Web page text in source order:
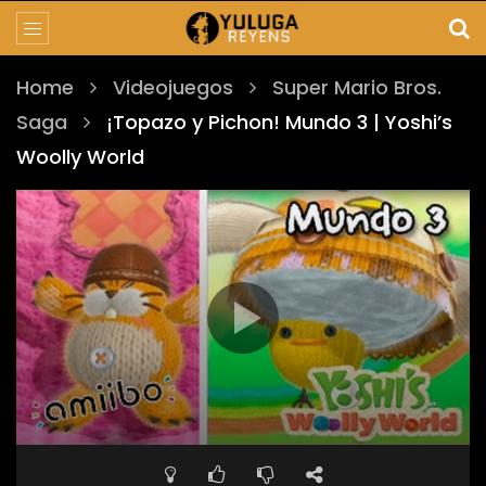
Home Videojuegos
Super Mario Bros.
Saga
¡Topazo y Pichon! Mundo 3 | Yoshi’s
Woolly World